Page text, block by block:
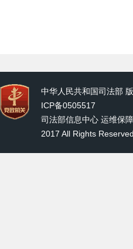
中华人民共和国司法部
ICP备0505517
司法部信息中心 运维保
2017 All Rights Reserved